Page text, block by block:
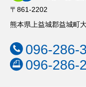
〒861-2202
熊本県上益城郡益城町
096-286-
096-286-